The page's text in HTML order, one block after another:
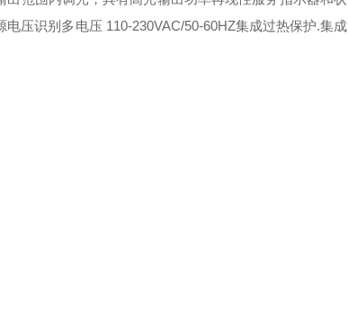
压识别多电压 110-230VAC/50-60HZ集成过热保护.集成